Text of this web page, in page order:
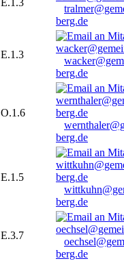
E.1.3
berg.de
E.1.3
berg.de
O.1.6
berg.de
E.1.5
berg.de
E.3.7
berg.de